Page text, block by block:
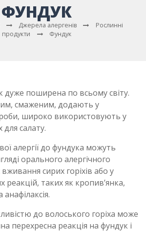
ФУНДУК
Джерела алергенів
Рослинні
продукти
Фундук
дуже поширена по всьому світу.
смаженим, додають у
широко використовують у
для салату.
алергії до фундука можуть
орального алергічного
сирих горіхів або у
реакцій, таких як кропив’янка,
до волоського горіха може
перехресна реакція на фундук і